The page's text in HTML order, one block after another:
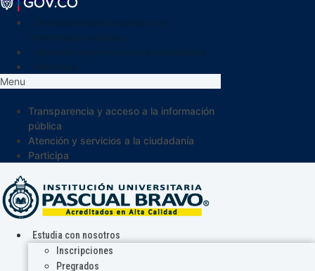
Menu
Transparencia y acceso a la información
pública
Atención y servicios a la ciudadanía
Participa
Estudia con nosotros
Inscripciones
Pregrados